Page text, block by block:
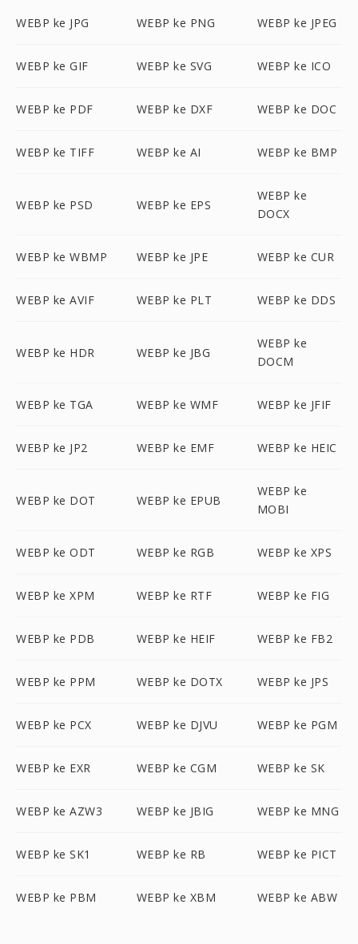
WEBP ke JPG WEBP ke PNG WEBP ke JPEG
WEBP ke GIF WEBP ke SVG WEBP ke ICO
WEBP ke PDF WEBP ke DXF WEBP ke DOC
WEBP ke TIFF WEBP ke AI WEBP ke BMP
WEBP ke PSD WEBP ke EPS
WEBP ke
DOCX
WEBP ke WBMP WEBP ke JPE WEBP ke CUR
WEBP ke AVIF WEBP ke PLT WEBP ke DDS
WEBP ke HDR WEBP ke JBG
WEBP ke
DOCM
WEBP ke TGA WEBP ke WMF WEBP ke JFIF
WEBP ke JP2 WEBP ke EMF WEBP ke HEIC
WEBP ke DOT WEBP ke EPUB
WEBP ke
MOBI
WEBP ke ODT WEBP ke RGB WEBP ke XPS
WEBP ke XPM WEBP ke RTF WEBP ke FIG
WEBP ke PDB WEBP ke HEIF WEBP ke FB2
WEBP ke PPM WEBP ke DOTX WEBP ke JPS
WEBP ke PCX WEBP ke DJVU WEBP ke PGM
WEBP ke EXR WEBP ke CGM WEBP ke SK
WEBP ke AZW3 WEBP ke JBIG WEBP ke MNG
WEBP ke SK1 WEBP ke RB WEBP ke PICT
WEBP ke PBM WEBP ke XBM WEBP ke ABW